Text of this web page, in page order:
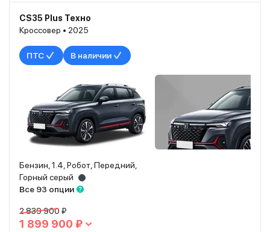
CS35 Plus Техно
Кроссовер • 2025
ПТС В наличии
Бензин, 1.4, Робот, Передний,
Горный серый
Все 93 опции
2 839 900 ₽
1 899 900 ₽